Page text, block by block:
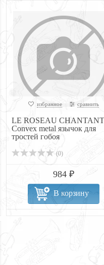
избранное сравнить
LE ROSEAU CHANTANT
Convex metal язычок для
тростей гобоя
(0)
984 ₽
В корзину